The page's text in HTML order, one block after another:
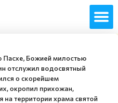
Пасхе, Божией милостью
отслужил водосвятный
о скорейшем
окропил прихожан,
на территории храма святой